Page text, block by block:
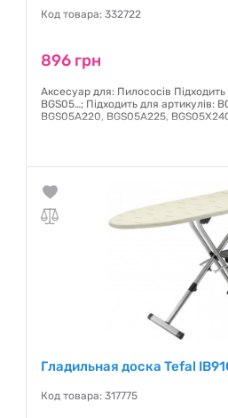
Код товара: 332722
896 грн
Аксесуар для: Пилососів Підходить
BGS05…; Підходить для артикулів:
BGS05A220, BGS05A225,
Гладильная доска Tefal
Код товара: 317775